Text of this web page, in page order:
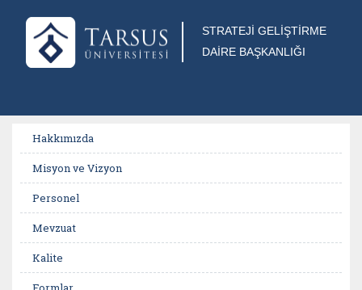
STRATEJİ GELİŞTİRME
DAİRE BAŞKANLIĞI
Hakkımızda
Misyon ve Vizyon
Personel
Mevzuat
Kalite